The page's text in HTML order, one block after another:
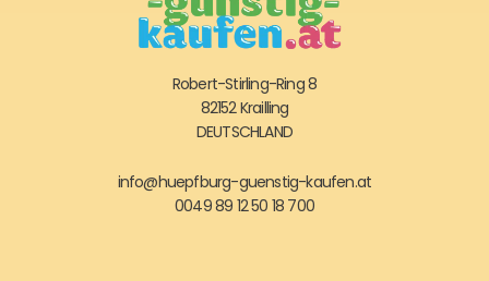
Robert-Stirling-Ring 8
82152 Krailling
DEUTSCHLAND
info@huepfburg-guenstig-kaufen.at
0049 89 12 50 18 700